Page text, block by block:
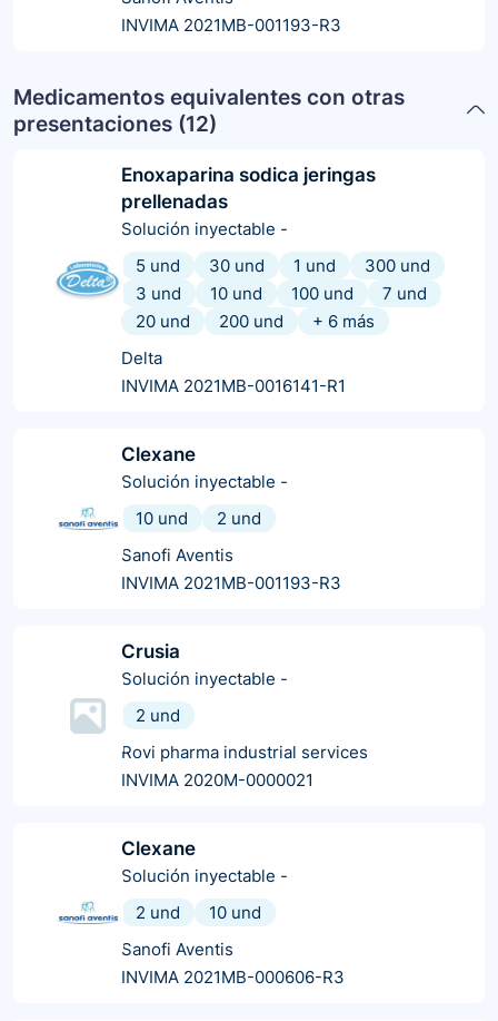
INVIMA 2021MB-001193-R3
Medicamentos equivalentes con otras
presentaciones (12)
Enoxaparina sodica jeringas
prellenadas
Solución inyectable -
5 und
30 und 1 und
300 und
3 und
10 und 100 und
7 und
20 und
200 und + 6 más
Delta
INVIMA 2021MB-0016141-R1
Clexane
Solución inyectable -
10 und
2 und
Sanofi Aventis
INVIMA 2021MB-001193-R3
Crusia
Solución inyectable -
2 und
Rovi pharma industrial services
INVIMA 2020M-0000021
Clexane
Solución inyectable -
2 und
10 und
Sanofi Aventis
INVIMA 2021MB-000606-R3